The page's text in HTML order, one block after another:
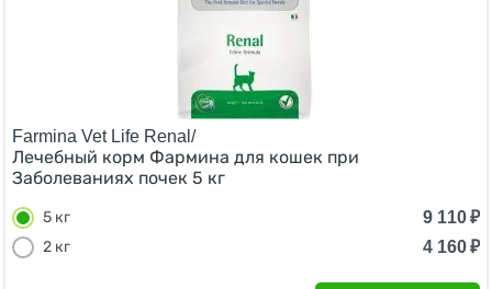
Farmina Vet Life Renal/
Лечебный корм Фармина для кошек при
Заболеваниях почек 5 кг
5 кг 9 110₽
2 кг
4 160₽